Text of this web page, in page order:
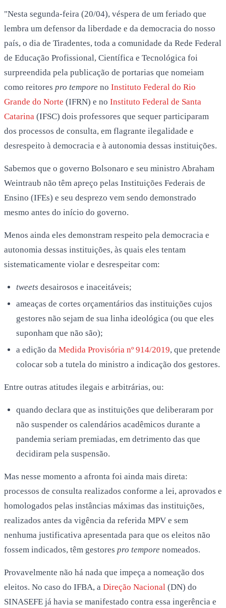
"Nesta segunda-feira (20/04), véspera de um feriado que
lembra um defensor da liberdade e da democracia do nosso
país, o dia de Tiradentes, toda a comunidade da Rede Federal
de Educação Profissional, Científica e Tecnológica foi
surpreendida pela publicação de portarias que nomeiam
como reitores pro tempore no Instituto Federal do Rio
Grande do Norte (IFRN) e no Instituto Federal de Santa
Catarina (IFSC) dois professores que sequer participaram
dos processos de consulta, em flagrante ilegalidade e
desrespeito à democracia e à autonomia dessas instituições.
Sabemos que o governo Bolsonaro e seu ministro Abraham
Weintraub não têm apreço pelas Instituições Federais de
Ensino (IFEs) e seu desprezo vem sendo demonstrado
mesmo antes do início do governo.
Menos ainda eles demonstram respeito pela democracia e
autonomia dessas instituições, às quais eles tentam
sistematicamente violar e desrespeitar com:
tweets desairosos e inaceitáveis;
ameaças de cortes orçamentários das instituições cujos
gestores não sejam de sua linha ideológica (ou que eles
suponham que não são);
a edição da Medida Provisória nº 914/2019, que pretende
colocar sob a tutela do ministro a indicação dos gestores.
Entre outras atitudes ilegais e arbitrárias, ou:
quando declara que as instituições que deliberaram por
não suspender os calendários acadêmicos durante a
pandemia seriam premiadas, em detrimento das que
decidiram pela suspensão.
Mas nesse momento a afronta foi ainda mais direta:
processos de consulta realizados conforme a lei, aprovados e
homologados pelas instâncias máximas das instituições,
realizados antes da vigência da referida MPV e sem
nenhuma justificativa apresentada para que os eleitos não
fossem indicados, têm gestores pro tempore nomeados.
Provavelmente não há nada que impeça a nomeação dos
eleitos. No caso do IFBA, a Direção Nacional (DN) do
SINASEFE já havia se manifestado contra essa ingerência e